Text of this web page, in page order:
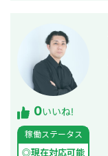
0いいね!
稼働ステータス
◎現在対応可能